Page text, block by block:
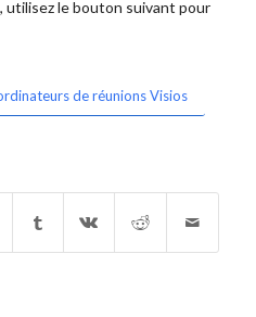
le bouton suivant pour
de réunions Visios